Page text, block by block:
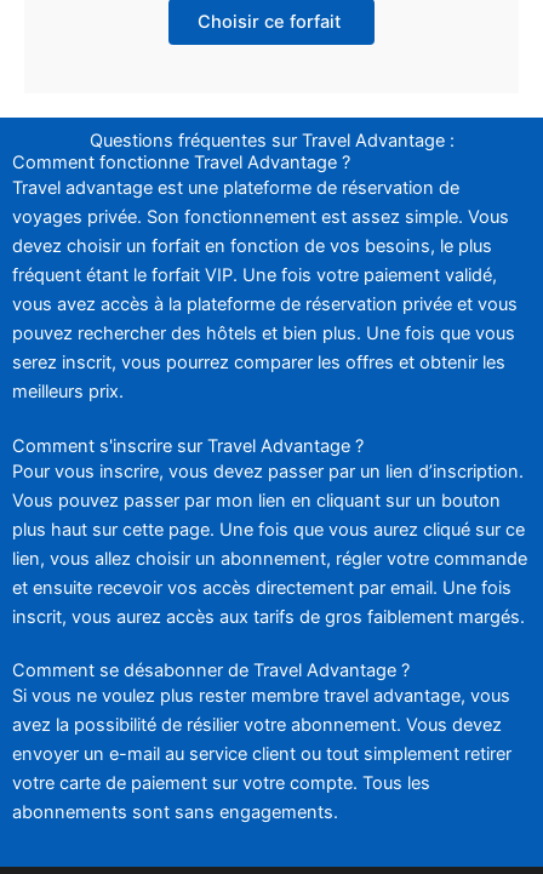
Choisir ce forfait
Questions fréquentes sur Travel Advantage :
Comment fonctionne Travel Advantage ?
Travel advantage est une plateforme de réservation de
voyages privée. Son fonctionnement est assez simple. Vous
devez choisir un forfait en fonction de vos besoins, le plus
fréquent étant le forfait VIP. Une fois votre paiement validé,
vous avez accès à la plateforme de réservation privée et vous
pouvez rechercher des hôtels et bien plus. Une fois que vous
serez inscrit, vous pourrez comparer les offres et obtenir les
meilleurs prix.
Comment s'inscrire sur Travel Advantage ?
Pour vous inscrire, vous devez passer par un lien d’inscription.
Vous pouvez passer par mon lien en cliquant sur un bouton
plus haut sur cette page. Une fois que vous aurez cliqué sur ce
lien, vous allez choisir un abonnement, régler votre commande
et ensuite recevoir vos accès directement par email. Une fois
inscrit, vous aurez accès aux tarifs de gros faiblement margés.
Comment se désabonner de Travel Advantage ?
Si vous ne voulez plus rester membre travel advantage, vous
avez la possibilité de résilier votre abonnement. Vous devez
envoyer un e-mail au service client ou tout simplement retirer
votre carte de paiement sur votre compte. Tous les
abonnements sont sans engagements.